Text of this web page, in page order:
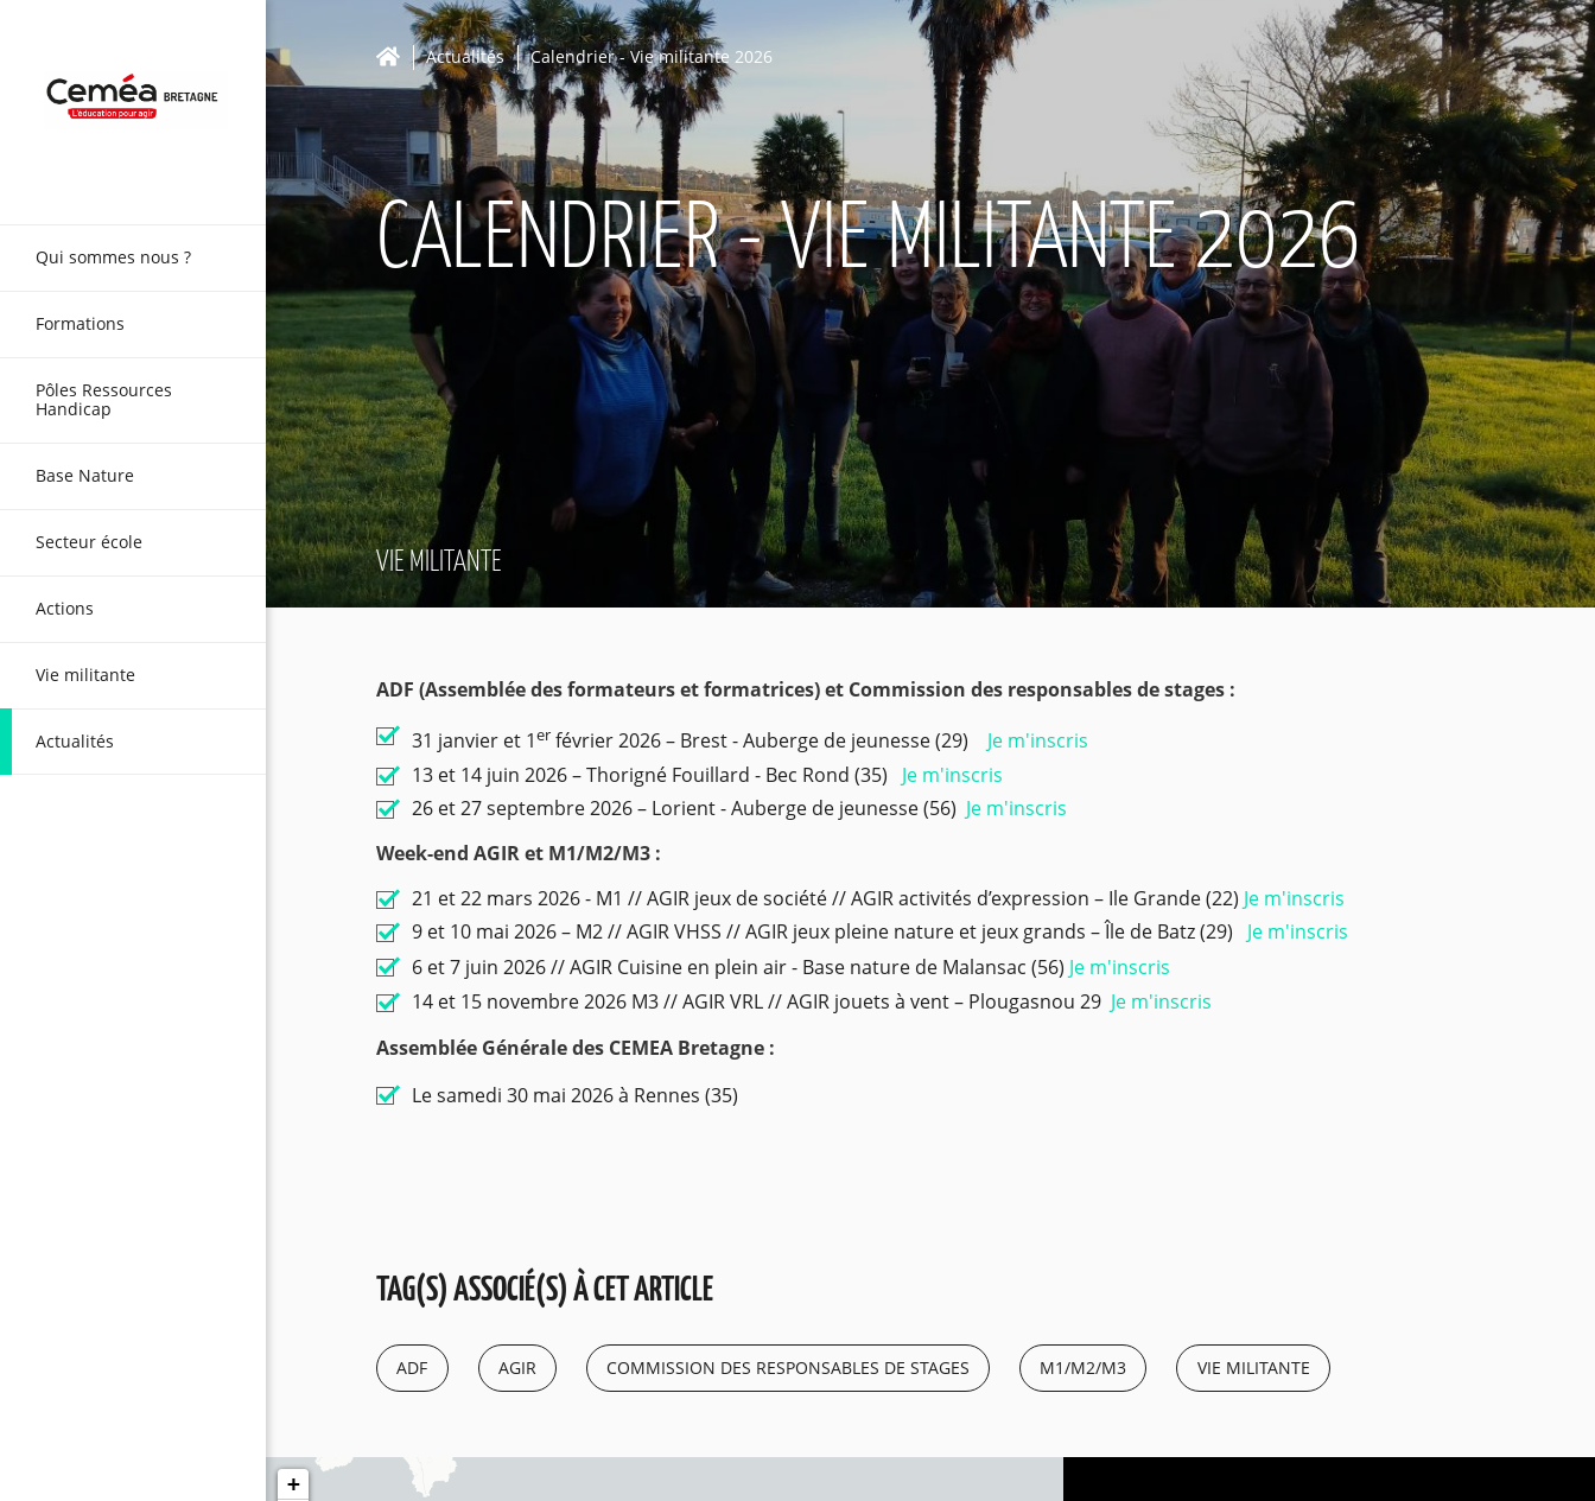
Actualités Calendrier - Vie militante 2026
CALENDRIER - VIE MILITANTE 2026
VIE MILITANTE
ADF (Assemblée des formateurs et formatrices) et Commission des responsables de stages :
31 janvier et 1er février 2026 – Brest - Auberge de jeunesse (29) Je m'inscris
13 et 14 juin 2026 – Thorigné Fouillard - Bec Rond (35) Je m'inscris
26 et 27 septembre 2026 – Lorient - Auberge de jeunesse (56) Je m'inscris
Week-end AGIR et M1/M2/M3 :
21 et 22 mars 2026 - M1 // AGIR jeux de société // AGIR activités d’expression – Ile Grande (22) Je m'inscris
9 et 10 mai 2026 – M2 // AGIR VHSS // AGIR jeux pleine nature et jeux grands – Île de Batz (29) Je m'inscris
6 et 7 juin 2026 // AGIR Cuisine en plein air - Base nature de Malansac (56) Je m'inscris
14 et 15 novembre 2026 M3 // AGIR VRL // AGIR jouets à vent – Plougasnou 29 Je m'inscris
Assemblée Générale des CEMEA Bretagne :
Le samedi 30 mai 2026 à Rennes (35)
TAG(S) ASSOCIÉ(S) À CET ARTICLE
ADF AGIR COMMISSION DES RESPONSABLES DE STAGES M1/M2/M3 VIE MILITANTE
+
Qui sommes nous ?
Formations
Pôles Ressources
Handicap
Base Nature
Secteur école
Actions
Vie militante
Actualités